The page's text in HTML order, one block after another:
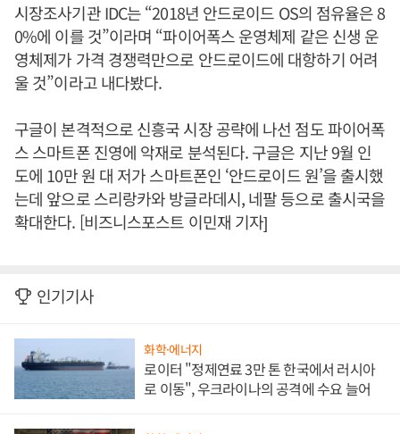
시장조사기관 IDC는 “2018년 안드로이드 OS의 점유율은 8
0%에 이를 것”이라며 “파이어폭스 운영체제 같은 신생 운
영체제가 가격 경쟁력만으로 안드로이드에 대항하기 어려
울 것”이라고 내다봤다.
구글이 본격적으로 신흥국 시장 공략에 나선 점도 파이어폭
스 스마트폰 진영에 악재로 분석된다. 구글은 지난 9월 인
도에 10만 원 대 저가 스마트폰인 ‘안드로이드 원’을 출시했
는데 앞으로 스리랑카와 방글라데시, 네팔 등으로 출시국을
확대한다. [비즈니스포스트 이민재 기자]
인기기사
화학·에너지
로이터 "정제연료 3만 톤 한국에서 러시아
로 이동", 우크라이나의 공격에 수요 늘어